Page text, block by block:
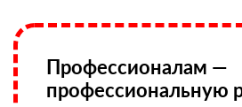
Профессионалам —
профессиональную